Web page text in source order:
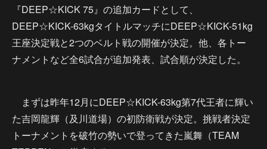
『DEEP☆KICK 75』の追加カードとして、
DEEP☆KICK-63kgタイトルマッチにDEEP☆KICK-51kg
王座決定戦と2つのベルト戦の開催が決定。他、各トー
ナメントなど全6試合が追加発表、試合順が決定した。
まずは昨年12月にDEEP☆KICK-63kg第7代王者に輝い
た吉岡龍輝（及川道場）の初防衛戦が決定。挑戦者決定
トーナメントを破竹の勢いで登ってきた嵐舞（TEAM